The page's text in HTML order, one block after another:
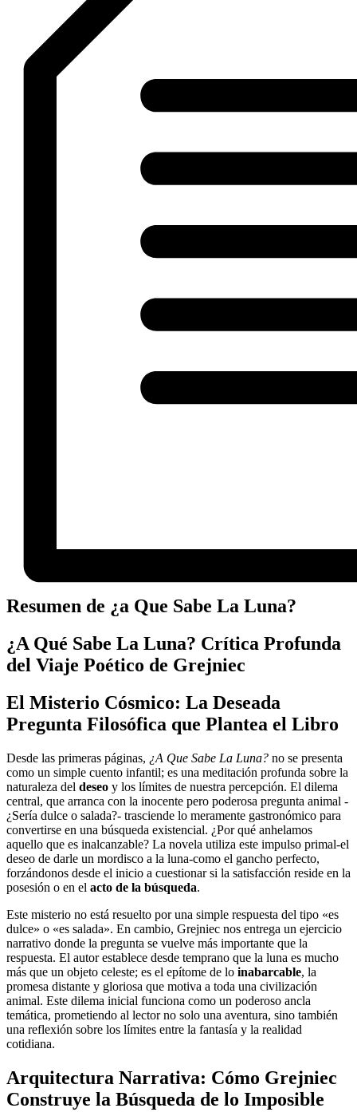
Resumen de ¿a Que Sabe La Luna?
¿A Qué Sabe La Luna? Crítica Profunda
del Viaje Poético de Grejniec
El Misterio Cósmico: La Deseada
Pregunta Filosófica que Plantea el Libro
Desde las primeras páginas, ¿A Que Sabe La Luna? no se presenta
como un simple cuento infantil; es una meditación profunda sobre la
naturaleza del deseo y los límites de nuestra percepción. El dilema
central, que arranca con la inocente pero poderosa pregunta animal -
¿Sería dulce o salada?- trasciende lo meramente gastronómico para
convertirse en una búsqueda existencial. ¿Por qué anhelamos
aquello que es inalcanzable? La novela utiliza este impulso primal-el
deseo de darle un mordisco a la luna-como el gancho perfecto,
forzándonos desde el inicio a cuestionar si la satisfacción reside en la
posesión o en el acto de la búsqueda.
Este misterio no está resuelto por una simple respuesta del tipo «es
dulce» o «es salada». En cambio, Grejniec nos entrega un ejercicio
narrativo donde la pregunta se vuelve más importante que la
respuesta. El autor establece desde temprano que la luna es mucho
más que un objeto celeste; es el epítome de lo inabarcable, la
promesa distante y gloriosa que motiva a toda una civilización
animal. Este dilema inicial funciona como un poderoso ancla
temática, prometiendo al lector no solo una aventura, sino también
una reflexión sobre los límites entre la fantasía y la realidad
cotidiana.
Arquitectura Narrativa: Cómo Grejniec
Construye la Búsqueda de lo Imposible